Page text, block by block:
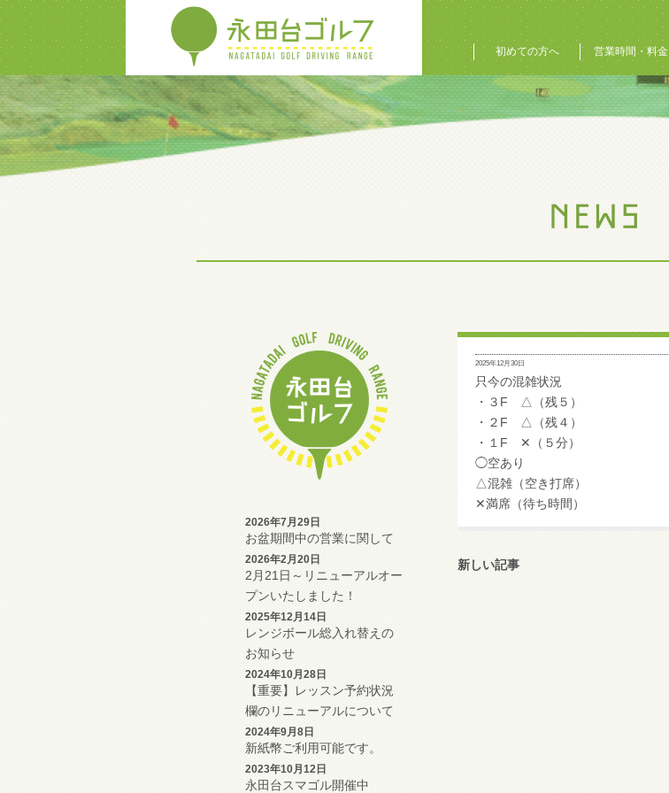
初めての方へ 営業時間・料金
2026年7月29日
お盆期間中の営業に関して
2026年2月20日
2月21日～リニューアルオー
プンいたしました！
2025年12月14日
レンジボール総入れ替えの
お知らせ
2024年10月28日
【重要】レッスン予約状況
欄のリニューアルについて
2024年9月8日
新紙幣ご利用可能です。
2023年10月12日
永田台スマゴル開催中
2025年12月30日
只今の混雑状況
・３F △（残５）
・２F △（残４）
・１F ✕（５分）
◯空あり
△混雑（空き打席）
✕満席（待ち時間）
新しい記事